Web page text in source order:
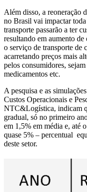
Além disso, a reoneração
no Brasil vai impactar toda
transporte passarão a ter
resultando em aumento de
o serviço de transporte de
acarretando preços mais
pelos consumidores,
medicamentos etc.
A pesquisa e as
Custos Operacionais e
NTC&Logística, indicam
gradual, só no primeiro
em 1,5% em média e, até
quase 5% – percentual
deste setor.